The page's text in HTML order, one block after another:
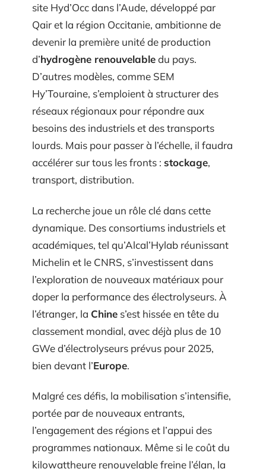
site Hyd’Occ dans l’Aude, développé par
Qair et la région Occitanie, ambitionne de
devenir la première unité de production
d’hydrogène renouvelabledu pays.
D’autres modèles, comme SEM
Hy’Touraine, s’emploient à structurer des
réseaux régionaux pour répondre aux
besoins des industriels et des transports
lourds. Mais pour passer à l’échelle, il faudra
accélérer sur tous les fronts : stockage,
transport, distribution.
La recherche joue un rôle clé dans cette
dynamique. Des consortiums industriels et
académiques, tel qu’Alcal’Hylab réunissant
Michelin et le CNRS, s’investissent dans
l’exploration de nouveaux matériaux pour
doper la performance des électrolyseurs. À
l’étranger, la Chine s’est hissée en tête du
classement mondial, avec déjà plus de 10
GWe d’électrolyseurs prévus pour 2025,
bien devant l’Europe.
Malgré ces défis, la mobilisation s’intensifie,
portée par de nouveaux entrants,
l’engagement des régions et l’appui des
programmes nationaux. Même si le coût du
kilowattheure renouvelable freine l’élan, la